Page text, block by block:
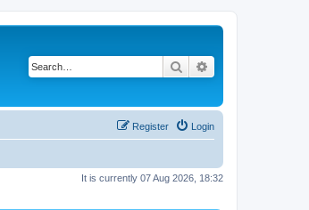
Search
Login
Register
It is currently 07 Aug 2026, 18:32